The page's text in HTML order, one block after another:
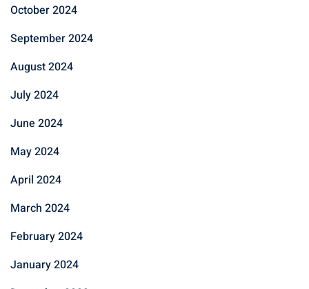
October 2024
September 2024
August 2024
July 2024
June 2024
May 2024
April 2024
March 2024
February 2024
January 2024